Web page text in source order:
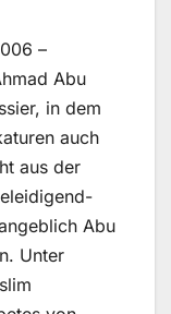
–
Abu
in dem
auch
aus der
Abu
Unter